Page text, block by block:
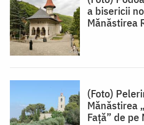
a bisericii
Mănăstirea
(Foto)
Mănăstirea
Față” de